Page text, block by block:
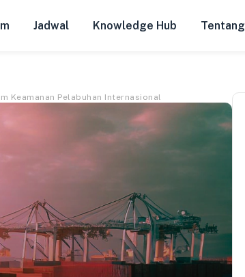
Jadwal Knowledge Hub Tentang
Keamanan Pelabuhan Internasional